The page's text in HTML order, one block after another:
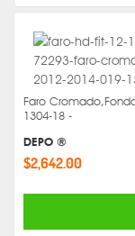
Faro
1304-18 -
DEPO ®
$2,642.00